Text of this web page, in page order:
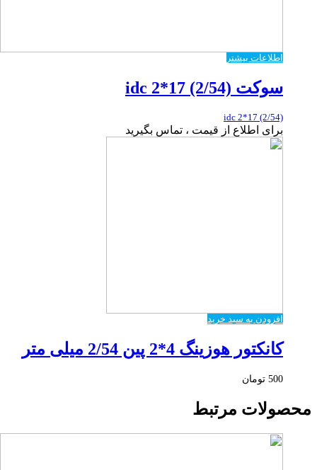
اطلاعات بیشتر
سوکت idc 2*17 (2/54)
idc 2*17 (2/54)
برای اطلاع از قیمت ، تماس بگیرید
افزودن به سبد خرید
کانکتور هوزینگ 4*2 پین 2/54 میلی متر
500 تومان
محصولات مرتبط